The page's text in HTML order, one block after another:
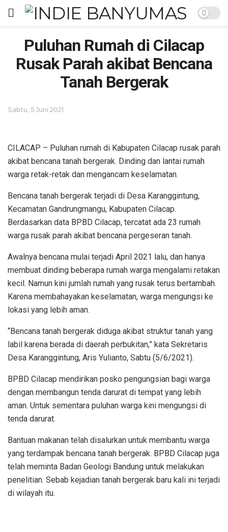
Puluhan Rumah di Cilacap
Rusak Parah akibat Bencana
Tanah Bergerak
Sabtu, 5 Juni 2021
CILACAP – Puluhan rumah di Kabupaten Cilacap rusak parah
akibat bencana tanah bergerak. Dinding dan lantai rumah
warga retak-retak dan mengancam keselamatan.
Bencana tanah bergerak terjadi di Desa Karanggintung,
Kecamatan Gandrungmangu, Kabupaten Cilacap.
Berdasarkan data BPBD Cilacap, tercatat ada 23 rumah
warga rusak parah akibat bencana pergeseran tanah.
Awalnya bencana mulai terjadi April 2021 lalu, dan hanya
membuat dinding beberapa rumah warga mengalami retakan
kecil. Namun kini jumlah rumah yang rusak terus bertambah.
Karena membahayakan keselamatan, warga mengungsi ke
lokasi yang lebih aman.
“Bencana tanah bergerak diduga akibat struktur tanah yang
labil karena berada di daerah perbukitan,” kata Sekretaris
Desa Karanggintung, Aris Yulianto, Sabtu (5/6/2021).
BPBD Cilacap mendirikan posko pengungsian bagi warga
dengan membangun tenda darurat di tempat yang lebih
aman. Untuk sementara puluhan warga kini mengungsi di
tenda darurat.
Bantuan makanan telah disalurkan untuk membantu warga
yang terdampak bencana tanah bergerak. BPBD Cilacap juga
telah meminta Badan Geologi Bandung untuk melakukan
penelitian. Sebab kejadian tanah bergerak baru kali ini terjadi
di wilayah itu.